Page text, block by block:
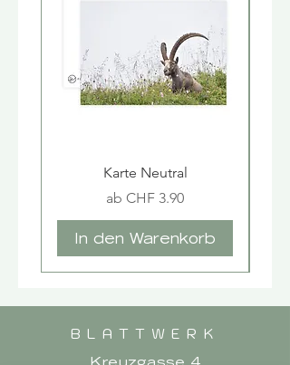
Karte Neutral
ab CHF 3.90
Sale-Preis
In den Warenkorb
BLATTWERK
Kreuzgasse 4